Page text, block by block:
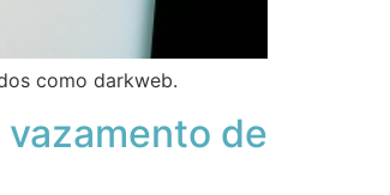
como darkweb.
de